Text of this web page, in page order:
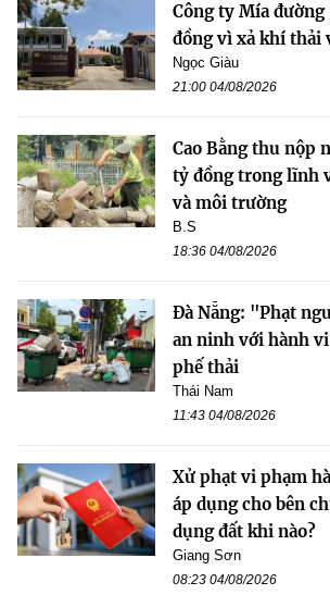
Công ty Mía đường
đồng vì xả khí thải
Ngọc Giàu
21:00 04/08/2026
Cao Bằng thu nộp
tỷ đồng trong lĩnh
và môi trường
B.S
18:36 04/08/2026
Đà Nẵng: "Phạt
an ninh với hành
phế thải
Thái Nam
11:43 04/08/2026
Xử phạt vi phạm
áp dụng cho bên
dụng đất khi nào?
Giang Sơn
08:23 04/08/2026